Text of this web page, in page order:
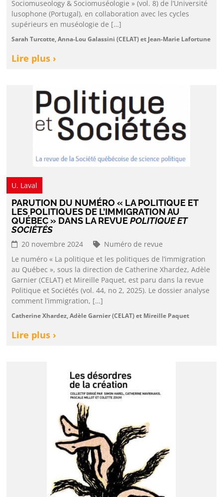
Sociomuseology & Sociomuséologie » (vol. 8) de l’Université
lusophone (Portugal), en collaboration avec les cycles
supérieurs en muséologie de […]
Sarah Turcotte, Anna-Lou Galassini (CELAT) et Jean-Marie Lafortune
Lire plus ›
U. Laval
PARUTION DU NUMÉRO « LA POLITIQUE ET
LES POLITIQUES DE L’IMMIGRATION AU
QUÉBEC » DANS LA REVUEPOLITIQUE ET
SOCIÉTÉS
20 novembre 2024
Numéro de revue
Le numéro « La politique et les politiques de l’immigration
au Québec », sous la direction de Catherine Xhardez, Adèle
Garnier (CELAT) et Mireille Paquet, est paru dans la revue
Politique et Sociétés (vol. 44, no 2, 2025). Le dossier analyse
comment l’immigration, […]
Catherine Xhardez, Adèle Garnier (CELAT) et Mireille Paquet
Lire plus ›